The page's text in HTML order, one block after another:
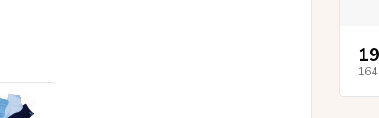
164